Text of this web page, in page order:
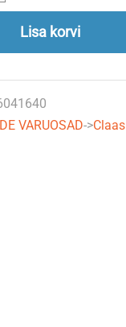
Lisa korvi
VARUOSAD->Claas